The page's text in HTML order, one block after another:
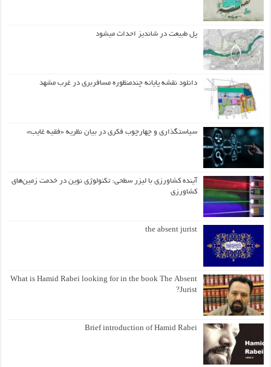
پل طبیعت در شاندیز احداث میشود
دانلود نقشه پایانه چندمنظوره مسافربری در غرب مشهد
سیاستگذاری و چهارچوب فکری در بیان نظریه «فقیه غایب»
آینده کشاورزی با لیزر سطحی: تکنولوژی نوین در خدمت زمین‌های
کشاورزی
the absent jurist
What is Hamid Rabei looking for in the book The Absent
Jurist?
Brief introduction of Hamid Rabei